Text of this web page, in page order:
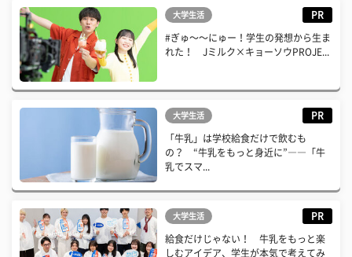
大学生活 PR
#ぎゅ〜〜にゅー！学生の発想から生ま
れた！ Jミルク×キョーソウPROJE...
大学生活 PR
「牛乳」は学校給食だけで飲むも
の？ “牛乳をもっと身近に”――「牛
乳でスマ...
大学生活 PR
給食だけじゃない！ 牛乳をもっと楽
しむアイデア、学生が本気で考えてみ